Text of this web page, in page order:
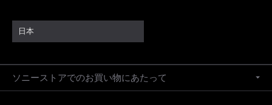
日本
ソニーストアでのお買い物にあたって